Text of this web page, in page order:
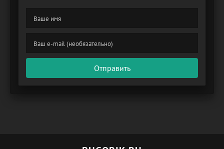
Отправить